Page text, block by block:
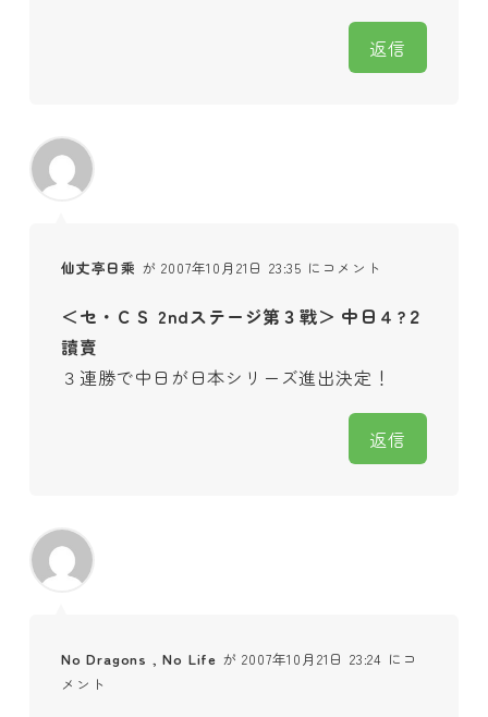
返信
仙丈亭日乘 が 2007年10月21日 23:35 にコメント
＜セ・ＣＳ 2ndステージ第３戰＞ 中日４?２
讀賣
３連勝で中日が日本シリーズ進出決定！
返信
No Dragons , No Life が 2007年10月21日 23:24 にコ
メント